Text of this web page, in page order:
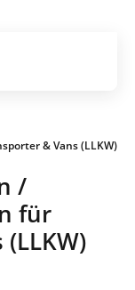
& Vans (LLKW)
/
für